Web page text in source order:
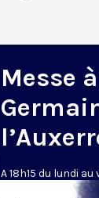
Messe
A 18h15 du lundi
samedi et